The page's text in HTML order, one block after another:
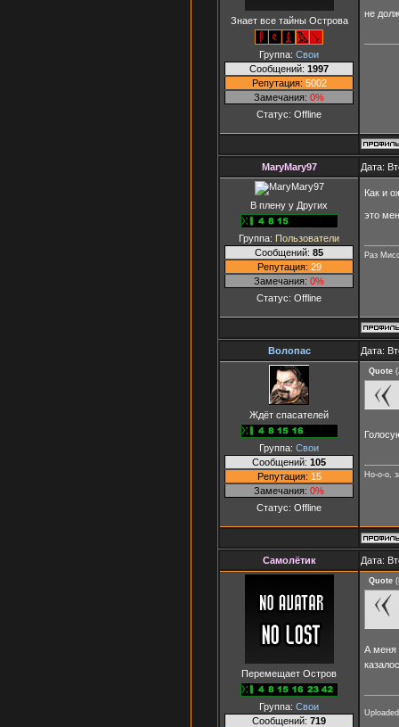
Знает все тайны Острова
Группа: Свои
Сообщений: 1997
Репутация: 5002
Замечания: 0%
Статус: Offline
не
MaryMary97 Дата:
В плену у Других
Группа: Пользователи
Сообщений: 85
Репутация: 29
Замечания: 0%
Статус: Offline
Как и
это
Раз
Волопас Дата:
Ждёт спасателей
Группа: Свои
Сообщений: 105
Репутация: 15
Замечания: 0%
Статус: Offline
Quote (
Но-о-о,
Самолётик Дата:
Перемещает Остров
Группа: Свои
Сообщений: 719
Quote (
А меня